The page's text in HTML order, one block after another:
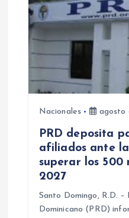
Nacionales agosto
PRD deposita
afiliados ante
superar los 500
2027
Santo Domingo, R.D. –
Dominicano (PRD)